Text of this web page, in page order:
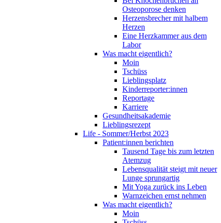
Osteoporose denken
Herzensbrecher mit halbem
Herzen
Eine Herzkammer aus dem
Labor
Was macht eigentlich?
Moin
Tschüss
Lieblingsplatz
Kinderreporter:innen
Reportage
Karriere
Gesundheitsakademie
Lieblingsrezept
Life - Sommer/Herbst 2023
Patient:innen berichten
Tausend Tage bis zum letzten
Atemzug
Lebensqualität steigt mit neuer
Lunge sprungartig
Mit Yoga zurück ins Leben
Warnzeichen ernst nehmen
Was macht eigentlich?
Moin